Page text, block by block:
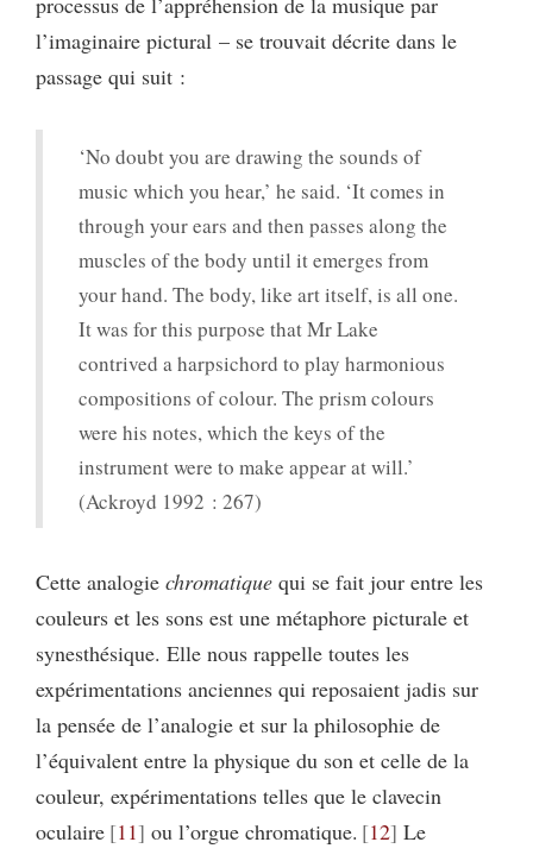
l’imaginaire pictural – se trouvait décrite dans le
passage qui suit :
‘No doubt you are drawing the sounds of
music which you hear,’ he said. ‘It comes in
through your ears and then passes along the
muscles of the body until it emerges from
your hand. The body, like art itself, is all one.
It was for this purpose that Mr Lake
contrived a harpsichord to play harmonious
compositions of colour. The prism colours
were his notes, which the keys of the
instrument were to make appear at will.’
(Ackroyd 1992 : 267)
Cette analogie chromatique qui se fait jour entre les
couleurs et les sons est une métaphore picturale et
synesthésique. Elle nous rappelle toutes les
expérimentations anciennes qui reposaient jadis sur
la pensée de l’analogie et sur la philosophie de
l’équivalent entre la physique du son et celle de la
couleur, expérimentations telles que le clavecin
oculaire 11 ou l’orgue chromatique. 12 Le